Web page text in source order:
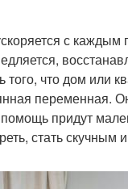
с каждым
того, что дом или
переменная.
придут
стать